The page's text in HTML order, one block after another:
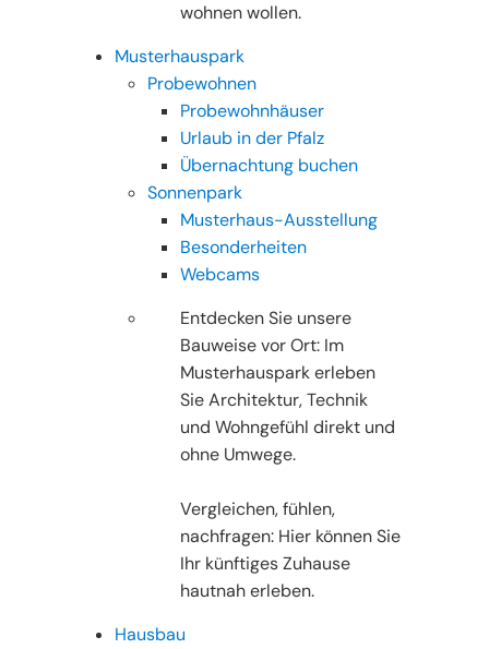
wohnen wollen.
Musterhauspark
Probewohnen
Probewohnhäuser
Urlaub in der Pfalz
Übernachtung buchen
Sonnenpark
Musterhaus-Ausstellung
Besonderheiten
Webcams
Entdecken Sie unsere
Bauweise vor Ort: Im
Musterhauspark erleben
Sie Architektur, Technik
und Wohngefühl direkt und
ohne Umwege.
Vergleichen, fühlen,
nachfragen: Hier können Sie
Ihr künftiges Zuhause
hautnah erleben.
Hausbau